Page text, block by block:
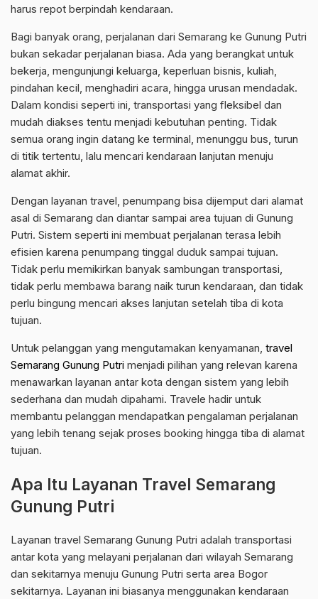
harus repot berpindah kendaraan.
Bagi banyak orang, perjalanan dari Semarang ke Gunung Putri
bukan sekadar perjalanan biasa. Ada yang berangkat untuk
bekerja, mengunjungi keluarga, keperluan bisnis, kuliah,
pindahan kecil, menghadiri acara, hingga urusan mendadak.
Dalam kondisi seperti ini, transportasi yang fleksibel dan
mudah diakses tentu menjadi kebutuhan penting. Tidak
semua orang ingin datang ke terminal, menunggu bus, turun
di titik tertentu, lalu mencari kendaraan lanjutan menuju
alamat akhir.
Dengan layanan travel, penumpang bisa dijemput dari alamat
asal di Semarang dan diantar sampai area tujuan di Gunung
Putri. Sistem seperti ini membuat perjalanan terasa lebih
efisien karena penumpang tinggal duduk sampai tujuan.
Tidak perlu memikirkan banyak sambungan transportasi,
tidak perlu membawa barang naik turun kendaraan, dan tidak
perlu bingung mencari akses lanjutan setelah tiba di kota
tujuan.
Untuk pelanggan yang mengutamakan kenyamanan, travel
Semarang Gunung Putri menjadi pilihan yang relevan karena
menawarkan layanan antar kota dengan sistem yang lebih
sederhana dan mudah dipahami. Travele hadir untuk
membantu pelanggan mendapatkan pengalaman perjalanan
yang lebih tenang sejak proses booking hingga tiba di alamat
tujuan.
Apa Itu Layanan Travel Semarang
Gunung Putri
Layanan travel Semarang Gunung Putri adalah transportasi
antar kota yang melayani perjalanan dari wilayah Semarang
dan sekitarnya menuju Gunung Putri serta area Bogor
sekitarnya. Layanan ini biasanya menggunakan kendaraan